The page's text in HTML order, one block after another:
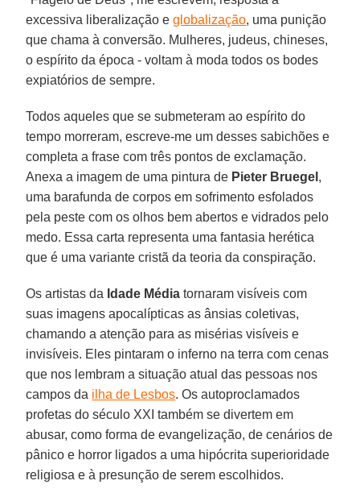
excessiva liberalização eglobalização, uma punição
que chama à conversão. Mulheres, judeus, chineses,
o espírito da época - voltam à moda todos os bodes
expiatórios de sempre.
Todos aqueles que se submeteram ao espírito do
tempo morreram, escreve-me um desses sabichões e
completa a frase com três pontos de exclamação.
Anexa a imagem de uma pintura de Pieter Bruegel ,
uma barafunda de corpos em sofrimento esfolados
pela peste com os olhos bem abertos e vidrados pelo
medo. Essa carta representa uma fantasia herética
que é uma variante cristã da teoria da conspiração.
Os artistas da Idade Média tornaram visíveis com
suas imagens apocalípticas as ânsias coletivas,
chamando a atenção para as misérias visíveis e
invisíveis. Eles pintaram o inferno na terra com cenas
que nos lembram a situação atual das pessoas nos
campos da ilha de Lesbos. Os autoproclamados
profetas do século XXI também se divertem em
abusar, como forma de evangelização, de cenários de
pânico e horror ligados a uma hipócrita superioridade
religiosa e à presunção de serem escolhidos.